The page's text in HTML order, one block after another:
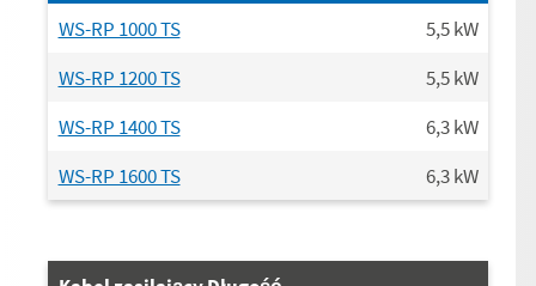
WS-RP 1000 TS
5,5kW
WS-RP 1200 TS
5,5kW
WS-RP 1400 TS
6,3kW
WS-RP 1600 TS
6,3kW